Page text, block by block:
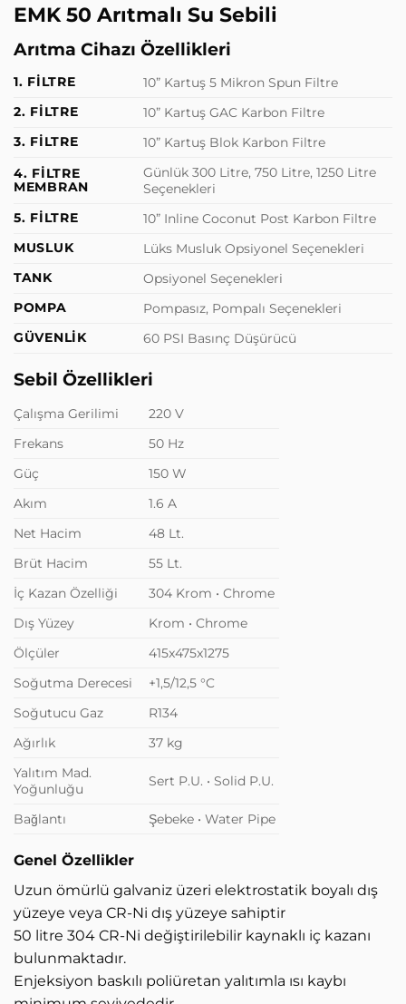
EMK 50 Arıtmalı Su Sebili
Arıtma Cihazı Özellikleri
1. FİLTRE
10” Kartuş 5 Mikron Spun Filtre
2. FİLTRE
10” Kartuş GAC Karbon Filtre
3. FİLTRE
10” Kartuş Blok Karbon Filtre
4. FİLTRE
MEMBRAN
Günlük 300 Litre, 750 Litre, 1250 Litre
Seçenekleri
5. FİLTRE
10” Inline Coconut Post Karbon Filtre
MUSLUK
Lüks Musluk Opsiyonel Seçenekleri
TANK
Opsiyonel Seçenekleri
POMPA
Pompasız, Pompalı Seçenekleri
GÜVENLİK
60 PSI Basınç Düşürücü
Sebil Özellikleri
Çalışma Gerilimi
220 V
Frekans
50 Hz
Güç
150 W
Akım
1.6 A
Net Hacim
48 Lt.
Brüt Hacim
55 Lt.
İç Kazan Özelliği
304 Krom • Chrome
Dış Yüzey
Krom • Chrome
Ölçüler
415x475x1275
Soğutma Derecesi
+1,5/12,5 °C
Soğutucu Gaz
R134
Ağırlık
37 kg
Yalıtım Mad.
Yoğunluğu
Sert P.U. • Solid P.U.
Bağlantı Şebeke • Water Pipe
Genel Özellikler
Uzun ömürlü galvaniz üzeri elektrostatik boyalı dış
yüzeye veya CR-Ni dış yüzeye sahiptir
50 litre 304 CR-Ni değiştirilebilir kaynaklı iç kazanı
bulunmaktadır.
Enjeksiyon baskılı poliüretan yalıtımla ısı kaybı